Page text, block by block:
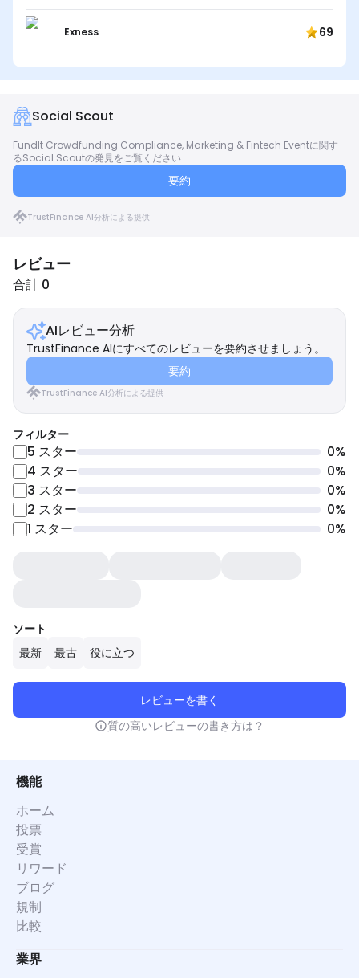
Exness 69
Social Scout
FundIt Crowdfunding Compliance, Marketing & Fintech Eventに関す
るSocial Scoutの発見をご覧ください
要約
TrustFinance AI分析による提供
レビュー
合計 0
AIレビュー分析
TrustFinance AIにすべてのレビューを要約させましょう。
要約
TrustFinance AI分析による提供
フィルター
5 スター 0%
4 スター 0%
3 スター 0%
2 スター 0%
1 スター 0%
ソート
最新
最古 役に立つ
レビューを書く
質の高いレビューの書き方は？
機能
ホーム
投票
受賞
リワード
ブログ
規制
比較
業界